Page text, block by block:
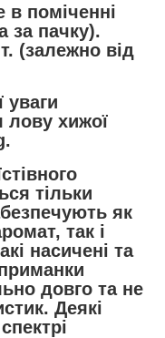
в поміченні
за пачку).
(залежно від
лову хижої
тільки
як
так і
насичені та
довго та не
Деякі